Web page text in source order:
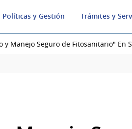
Políticas y Gestión Trámites y
y Manejo Seguro de Fitosanitario" En